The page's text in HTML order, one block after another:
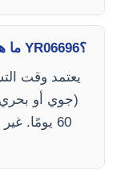
ما هي مواعيد تسليم جهاز تحليل الرطوبة YR06696؟
يعتمد وقت